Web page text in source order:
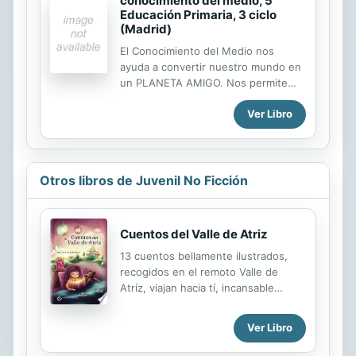
Educación Primaria, 3 ciclo
(Madrid)
El Conocimiento del Medio nos
ayuda a convertir nuestro mundo en
un PLANETA AMIGO. Nos permite
conocer la naturaleza, valorar
nuestro entorno y desarrollar
actitudes de respeto hacia otras
culturas y otros pueblos. Con el
Conocimiento del Medio podemos
descubrir cómo somo, compartir con
construir entre todos un PLANETA
mismo entorno personas con
diferentes formas de pensar.
Ver Libro
Otros libros de Juvenil No Ficción
Cuentos del Valle de Atriz
13 cuentos bellamente ilustrados,
recogidos en el remoto Valle de
Atríz, viajan hacia tí, incansable
tradición del pueblo que vive y ama
al pie del coloso Ninan-Urcu, la
Montaña de Fuego, al sur, muy al sur
Ver Libro